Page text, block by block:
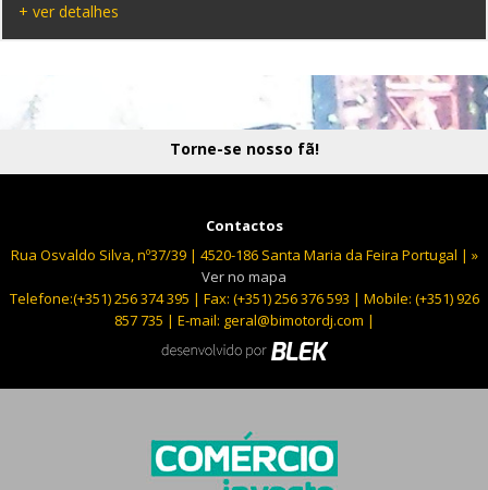
+ ver detalhes
Torne-se nosso fã!
Contactos
Rua Osvaldo Silva, nº37/39 | 4520-186 Santa Maria da Feira Portugal | »
Ver no mapa
Telefone:(+351) 256 374 395 | Fax: (+351) 256 376 593 | Mobile: (+351) 926
857 735 | E-mail: geral@bimotordj.com |